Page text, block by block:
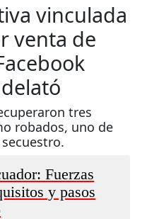
vinculada
venta de
tres
robados, uno de
Fuerzas
y pasos